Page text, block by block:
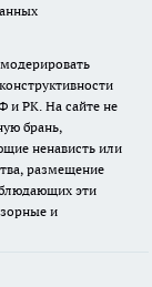
и РК. На сайте не
брань,
ненависть или
размещение
эти
и